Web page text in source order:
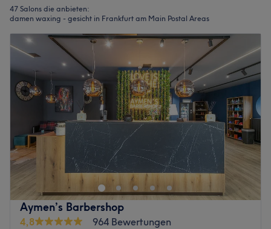
47 Salons die anbieten:
damen waxing - gesicht in Frankfurt am Main Postal Areas
Aymen’s Barbershop
4,8
964 Bewertungen